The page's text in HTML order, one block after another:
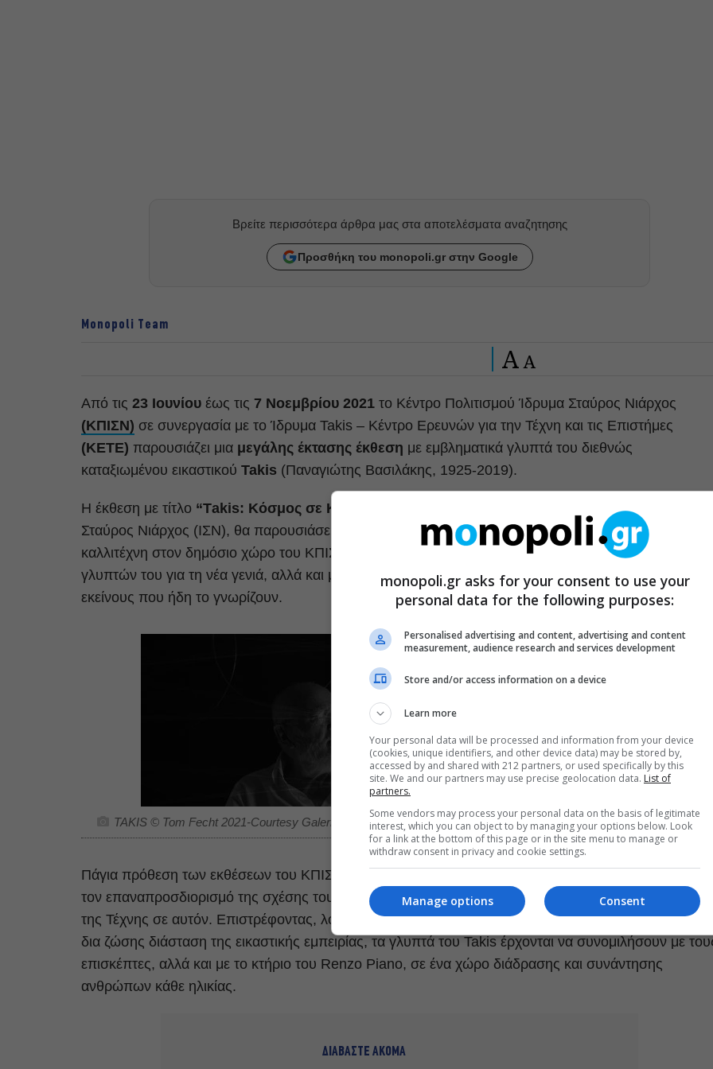
Βρείτε περισσότερα άρθρα μας στα αποτελέσματα αναζητησης
Προσθήκη του monopoli.gr στην Google
Monopoli Team
A A
Από τις 23 Ιουνίου έως τις 7 Νοεμβρίου 2021 το Κέντρο Πολιτισμού Ίδρυμα Σταύρος Νιάρχος
(ΚΠΙΣΝ) σε συνεργασία με το Ίδρυμα Takis – Κέντρο Ερευνών για την Τέχνη και τις Επιστήμες
(ΚΕΤΕ) παρουσιάζει μια μεγάλης έκτασης έκθεση με εμβληματικά γλυπτά του διεθνώς
καταξιωμένου εικαστικού Takis (Παναγιώτης Βασιλάκης, 1925-2019).
Η έκθεση με τίτλο “Τakis: Κόσμος σε Κίνηση”
, που πραγματοποιείται με δωρεά του Ιδρύματος
Σταύρος Νιάρχος (ΙΣΝ), θα παρουσιάσει
46 αντιπροσωπευτικά έργατου κορυφαίου Έλληνα
καλλιτέχνη στον δημόσιο χώρο του ΚΠΙΣΝ, συστήνοντας, έτσι, μια συνολική παρουσίαση των
γλυπτών του για τη νέα γενιά, αλλά και μια καινούργια θεώρηση της σημασίας του έργου του για
εκείνους που ήδη το γνωρίζουν.
TAKIS © Tom Fecht 2021-Courtesy Galerie Downtown Paris-2014
Πάγια πρόθεση των εκθέσεων του ΚΠΙΣΝ, που από την αρχή της λειτουργίας του έθεσε ως στόχο
τον επαναπροσδιορισμό της σχέσης του κοινού με τον δημόσιο χώρο, είναι η ανάδειξη της σημασίας
της Τέχνης σε αυτόν. Επιστρέφοντας, λοιπόν, και πάλι μετά από ένα μεγάλο χρονικό διάστημα στη
δια ζώσης διάσταση της εικαστικής εμπειρίας, τα γλυπτά του Takis έρχονται να συνομιλήσουν με
επισκέπτες, αλλά και με το κτήριο του Renzo Piano, σε ένα χώρο διάδρασης και συνάντησης
ανθρώπων κάθε ηλικίας.
ΔΙΑΒΑΣΤΕ ΑΚΟΜΑ
monopoli.gr asks for your consent to use your
personal data for the following purposes:
Personalised advertising and content, advertising and content
measurement, audience research and services development
Store and/or access information on a device
Learn more
Your personal data will be processed and information from your device
(cookies, unique identifiers, and other device data) may be stored by,
accessed by and shared with 212 partners, or used specifically by this
site. We and our partners may use precise geolocation data. List of
partners.
Some vendors may process your personal data on the basis of legitimate
interest, which you can object to by managing your options below. Look
for a link at the bottom of this page or in the site menu to manage or
withdraw consent in privacy and cookie settings.
Consent
Manage options